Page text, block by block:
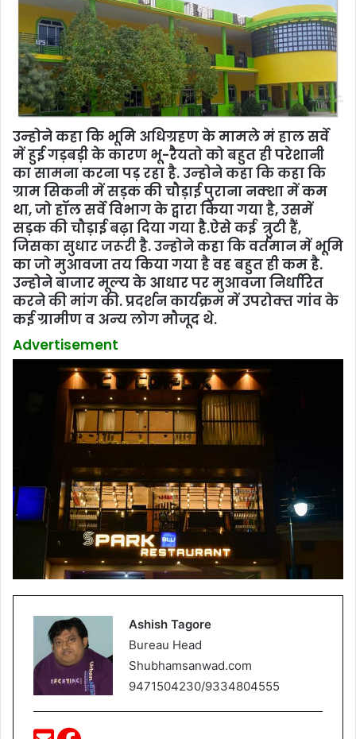
उन्‍होने कहा कि भूमि अधिग्रहण के मामले मं हाल सर्वे
में हुई गड़बड़ी के कारण भू-रैैयतो को बहुत ही परेशानी
का सामना करना पड़ रहा है. उन्‍होने कहा कि कहा कि
ग्राम सिकनी में सड़क की चौड़ाई पुराना नक्‍शा में कम
था, जो हॉल सर्वे विभाग के द्वारा किया गया है, उसमें
सड़क की चौड़ाई बढ़ा दिया गया हैै.ऐसे कई त्रुटी हैं,
जिसका सुधार जरूरी है. उन्‍होने कहा कि वर्तमान में भूमि
का जो मुआवजा तय किया गया है वह बहुत ही कम है.
उन्‍होने बाजार मूल्‍य के आधार पर मुआवजा निर्धारित
करने की मांग की. प्रदर्शन कार्यक्रम में उपरोक्‍त गांव के
कई ग्रामीण व अन्‍य लोग मौजूद थे.
Advertisement
Ashish Tagore
Bureau Head
Shubhamsanwad.com
9471504230/9334804555